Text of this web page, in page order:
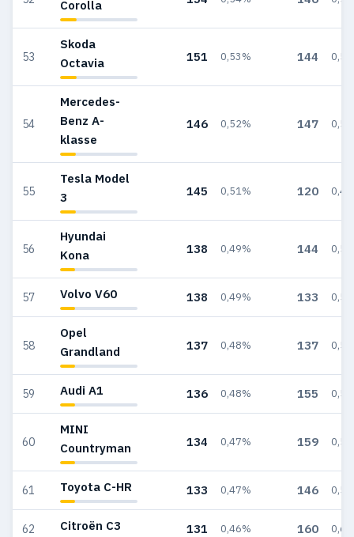
Corolla
53
Skoda
Octavia
151 0,53% 144
54
Mercedes-
Benz A-
klasse
146 0,52% 147
55
Tesla Model
3
145 0,51% 120
56
Hyundai
Kona
138 0,49% 144
57 Volvo V60 138 0,49% 133
58
Opel
Grandland
137 0,48% 137
59 Audi A1 136 0,48% 155
60
MINI
Countryman
134 0,47% 159
61 Toyota C-HR 133 0,47% 146
62 Citroën C3 131 0,46% 160